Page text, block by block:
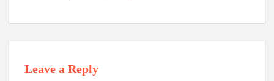
Leave a Reply